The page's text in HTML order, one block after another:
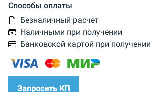
Способы оплаты
Безналичный расчет
Наличными при получении
Банковской картой при получении
Запросить КП